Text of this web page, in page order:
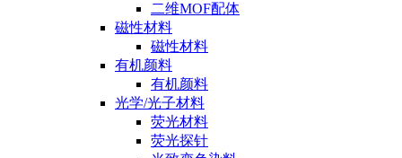
二维MOF配体
磁性材料
磁性材料
有机颜料
有机颜料
光学/光子材料
荧光材料
荧光探针